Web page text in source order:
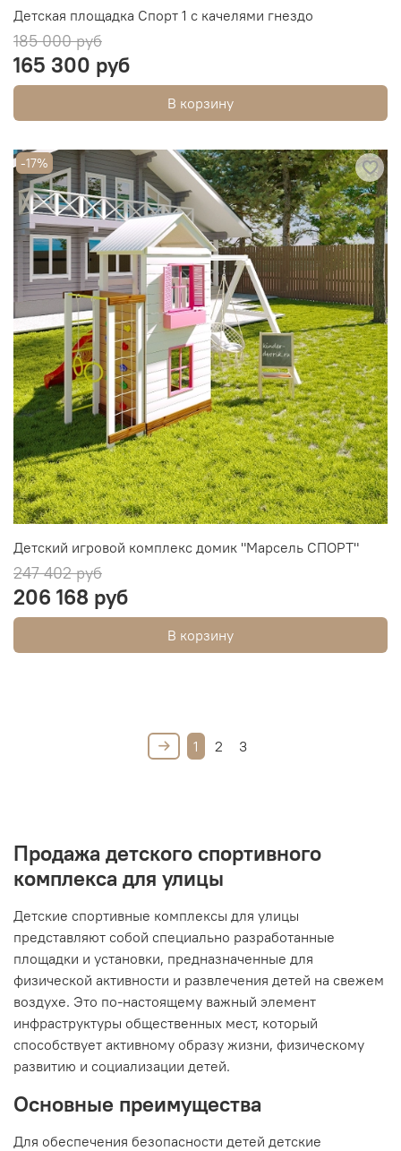
Детская площадка Спорт 1 с качелями гнездо
185 000 руб
165 300 руб
В корзину
-17%
Детский игровой комплекс домик "Марсель СПОРТ"
247 402 руб
206 168 руб
В корзину
1 2 3
Продажа детского спортивного
комплекса для улицы
Детские спортивные комплексы для улицы
представляют собой специально разработанные
площадки и установки, предназначенные для
физической активности и развлечения детей на свежем
воздухе. Это по-настоящему важный элемент
инфраструктуры общественных мест, который
способствует активному образу жизни, физическому
развитию и социализации детей.
Основные преимущества
Для обеспечения безопасности детей детские